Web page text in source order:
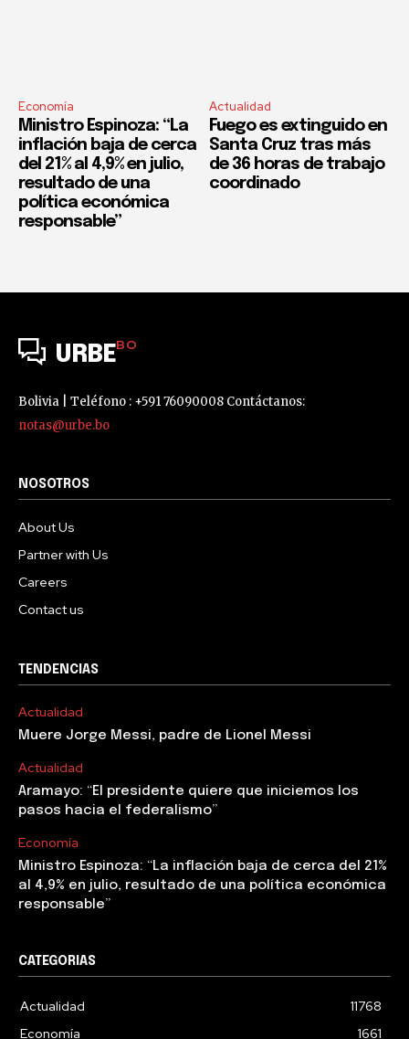
Economía
Ministro Espinoza: “La
inflación baja de cerca
del 21% al 4,9% en julio,
resultado de una
política económica
responsable”
Actualidad
Fuego es extinguido en
Santa Cruz tras más
de 36 horas de trabajo
coordinado
URBEBO
Bolivia | Teléfono : +591 76090008 Contáctanos:
notas@urbe.bo
NOSOTROS
About Us
Partner with Us
Careers
Contact us
TENDENCIAS
Actualidad
Muere Jorge Messi, padre de Lionel Messi
Actualidad
Aramayo: “El presidente quiere que iniciemos los
pasos hacia el federalismo”
Economía
Ministro Espinoza: “La inflación baja de cerca del 21%
al 4,9% en julio, resultado de una política económica
responsable”
CATEGORIAS
Actualidad
11768
Economía
1661